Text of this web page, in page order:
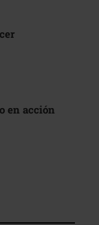
en acción